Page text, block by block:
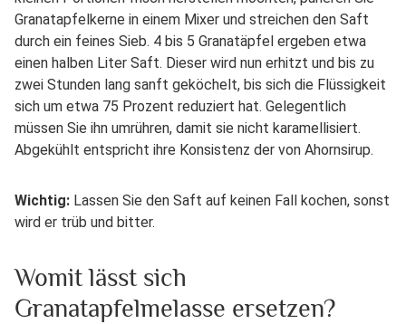
Granatapfelkerne in einem Mixer und streichen den Saft
durch ein feines Sieb. 4 bis 5 Granatäpfel ergeben etwa
einen halben Liter Saft. Dieser wird nun erhitzt und bis zu
zwei Stunden lang sanft geköchelt, bis sich die Flüssigkeit
sich um etwa 75 Prozent reduziert hat. Gelegentlich
müssen Sie ihn umrühren, damit sie nicht karamellisiert.
Abgekühlt entspricht ihre Konsistenz der von Ahornsirup.
Wichtig: Lassen Sie den Saft auf keinen Fall kochen, sonst
wird er trüb und bitter.
Womit lässt sich
Granatapfelmelasse ersetzen?